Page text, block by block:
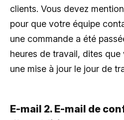
clients. Vous devez
pour que votre équipe
une commande a été
heures de travail, dites
une mise à jour le jour de
E-mail 2. E-mail de